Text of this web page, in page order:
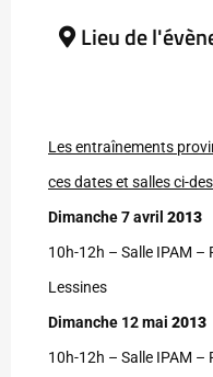
Lieu de
Les entraînements
ces dates et salles ci-
Dimanche 7 avril 2013
10h-12h – Salle IPAM –
Lessines
Dimanche 12 mai 2013
10h-12h – Salle IPAM –